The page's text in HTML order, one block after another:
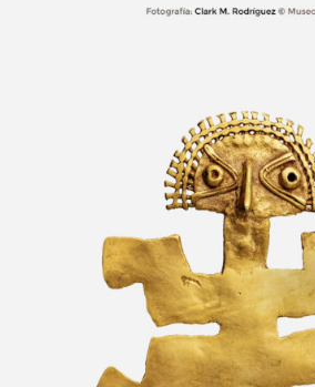
Pectoral antropozoomorfo